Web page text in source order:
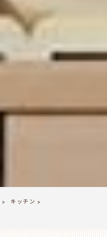
> キッチン >